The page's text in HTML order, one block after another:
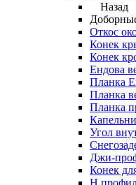
Назад
Откос
Конек
Конек
Ендова
Планка
Планка
Планка
Угол
Джи-
Конек
Н